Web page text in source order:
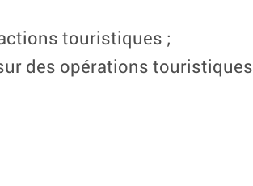
touristiques ;
des opérations touristiques